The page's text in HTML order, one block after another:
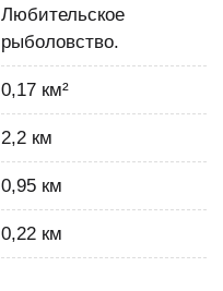
Любительское
рыболовство.
0,17 км²
2,2 км
0,95 км
0,22 км